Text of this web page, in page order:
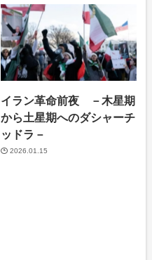
イラン革命前夜 －木星期
から土星期へのダシャーチ
ッドラ－
2026.01.15